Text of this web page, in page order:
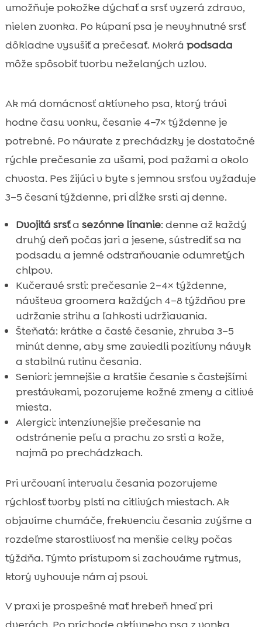
umožňuje pokožke dýchať a srsť vyzerá zdravo,
nielen zvonka. Po kúpaní psa je nevyhnutné srsť
dôkladne vysušiť a prečesať. Mokrá podsada
môže spôsobiť tvorbu neželaných uzlov.
Ak má domácnosť aktívneho psa, ktorý trávi
hodne času vonku, česanie 4–7× týždenne je
potrebné. Po návrate z prechádzky je dostatočné
rýchle prečesanie za ušami, pod pažami a okolo
chvosta. Pes žijúci v byte s jemnou srsťou vyžaduje
3–5 česaní týždenne, pri dĺžke srsti aj denne.
Dvojitá srsťa sezónne línanie: denne až každý
druhý deň počas jari a jesene, sústrediť sa na
podsadu a jemné odstraňovanie odumretých
chlpov.
Kučeravé srsti: prečesanie 2–4× týždenne,
návšteva groomera každých 4–8 týždňov pre
udržanie strihu a ľahkosti udržiavania.
Šteňatá: krátke a časté česanie, zhruba 3–5
minút denne, aby sme zaviedli pozitívny návyk
a stabilnú rutinu česania.
Seniori: jemnejšie a kratšie česanie s častejšími
prestávkami, pozorujeme kožné zmeny a citlivé
miesta.
Alergici: intenzívnejšie prečesanie na
odstránenie peľu a prachu zo srsti a kože,
najmä po prechádzkach.
Pri určovaní intervalu česania pozorujeme
rýchlosť tvorby plstí na citlivých miestach. Ak
objavíme chumáče, frekvenciu česania zvýšme a
rozdeľme starostlivosť na menšie celky počas
týždňa. Týmto prístupom si zachováme rytmus,
ktorý vyhovuje nám aj psovi.
V praxi je prospešné mať hrebeň hneď pri